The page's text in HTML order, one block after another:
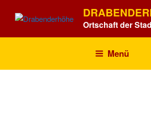
Inhalt
Ortschaft der
Menü